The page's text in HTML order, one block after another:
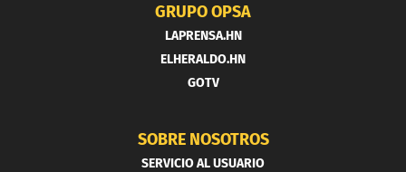
GRUPO OPSA
LAPRENSA.HN
ELHERALDO.HN
GOTV
SOBRE NOSOTROS
SERVICIO AL USUARIO